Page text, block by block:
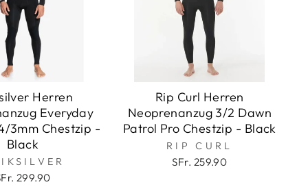
Herren
Everyday
3mm Chestzip -
Black
299.90
Rip Curl Herren
Neoprenanzug 3/2 Dawn
Patrol Pro Chestzip - Black
RIP CURL
SFr. 259.90